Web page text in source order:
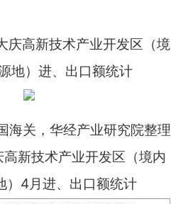
高新技术产业开发区（境
地）进、出口额统计
海关，华经产业研究院整理
新技术产业开发区（境内
）4月进、出口额统计